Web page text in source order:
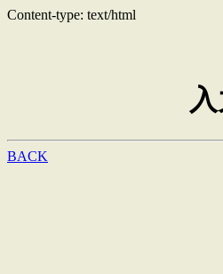
Content-type: text/html
BACK